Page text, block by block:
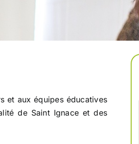
et aux équipes éducatives
de Saint Ignace et des